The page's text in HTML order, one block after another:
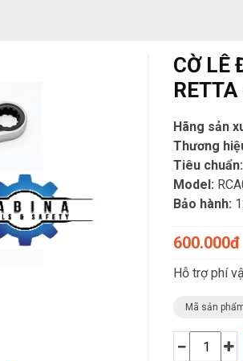
CỜ LÊ
Hãng sản
Thương
Tiêu chuẩn:
Model:
Bảo hành:
600.000đ
Hỗ trợ phí
Mã sản